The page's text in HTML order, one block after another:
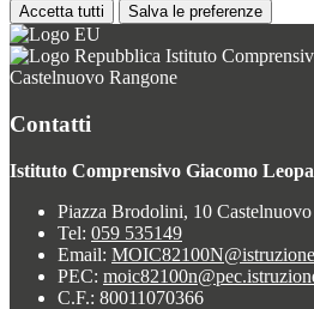
Accetta tutti Salva le preferenze
Istituto
Castelnuovo Rangone
Contatti
Istituto Comprensivo Giacomo
Piazza Brodolini, 10
Tel: 059 535149
Email:
PEC:
C.F.: 80011070366